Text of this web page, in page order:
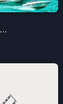
Сорвать банк 3: Вор-джентльмен